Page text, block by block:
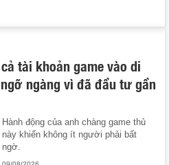
tài khoản game vào di
ngàng vì đã đầu tư gần
Hành động của anh chàng game thủ
này khiến không ít người phải bất
ngờ.